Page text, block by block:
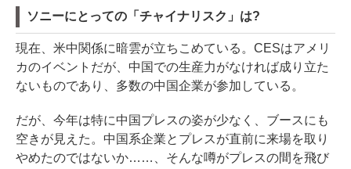
ソニーにとっての「チャイナリスク」は?
現在、米中関係に暗雲が立ちこめている。CESはアメリ
カのイベントだが、中国での生産力がなければ成り立た
ないものであり、多数の中国企業が参加している。
だが、今年は特に中国プレスの姿が少なく、ブースにも
空きが見えた。中国系企業とプレスが直前に来場を取り
やめたのではないか……、そんな噂がプレスの間を飛び